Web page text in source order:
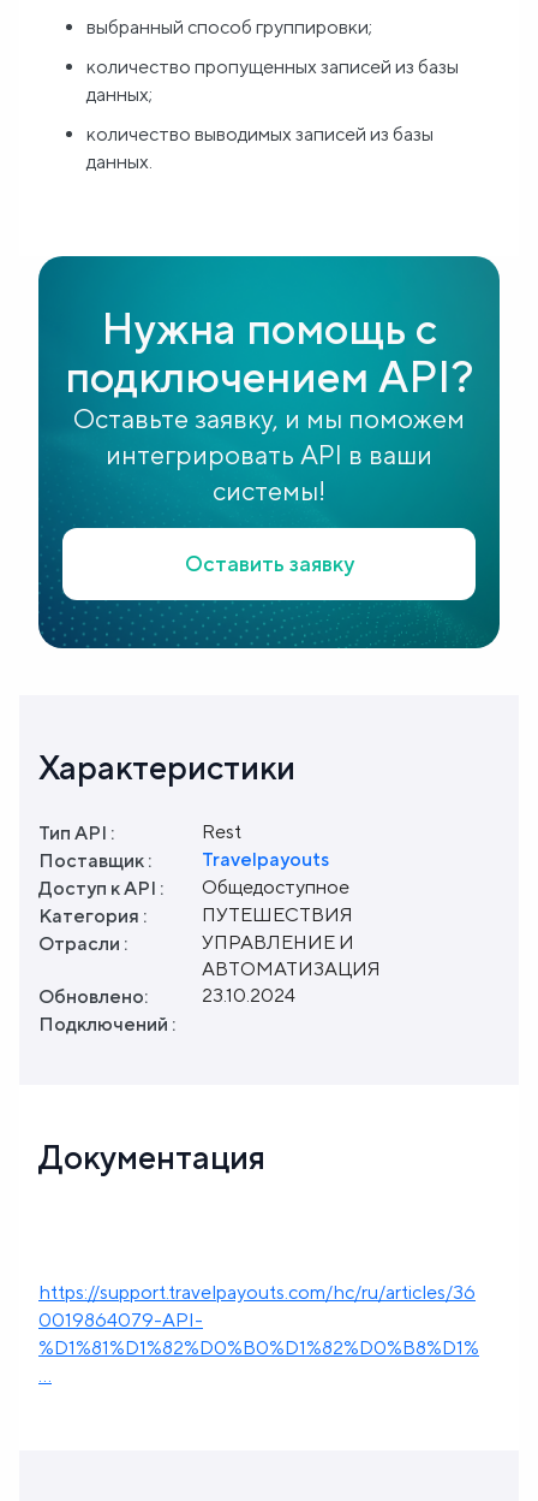
выбранный способ группировки;
количество пропущенных записей из базы
данных;
количество выводимых записей из базы
данных.
Нужна помощь с
подключением API?
Оставьте заявку, и мы поможем
интегрировать API в ваши
системы!
Оставить заявку
Характеристики
Тип API :
Rest
Поставщик :
Travelpayouts
Доступ к API :
Общедоступное
Категория :
ПУТЕШЕСТВИЯ
Отрасли :
УПРАВЛЕНИЕ И
АВТОМАТИЗАЦИЯ
Обновлено:
23.10.2024
Подключений :
Документация
https://support.travelpayouts.com/hc/ru/articles/36
0019864079-API-
%D1%81%D1%82%D0%B0%D1%82%D0%B8%D1%
...